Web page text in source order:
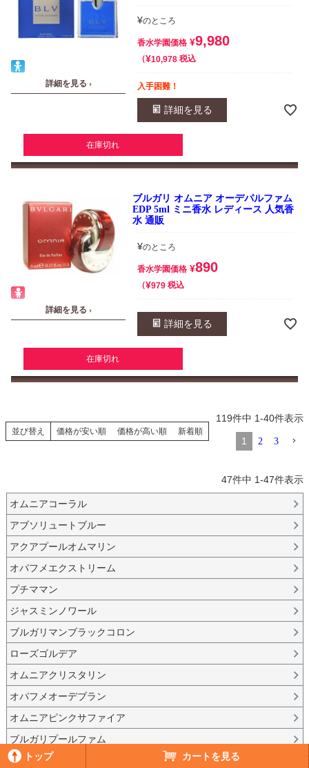
詳細を見る ›
¥のところ
香水学園価格 ¥9,980
¥10,978 税込
入手困難！
詳細を見る
在庫切れ
詳細を見る ›
ブルガリ オムニア オーデパルファム
EDP 5ml ミニ香水 レディース 人気香
水 通販
¥のところ
香水学園価格 ¥890
¥979 税込
詳細を見る
在庫切れ
並び替え 価格が安い順 価格が高い順 新着順
119件中 1-40件表示
1 2 3
47件中 1-47件表示
オムニアコーラル
アブソリュートブルー
アクアプールオムマリン
オパフメエクストリーム
プチママン
ジャスミンノワール
ブルガリマンブラックコロン
ローズゴルデア
オムニアクリスタリン
オパフメオーデブラン
オムニアピンクサファイア
ブルガリプールファム
アクアアマーラ
トップ カートを見る